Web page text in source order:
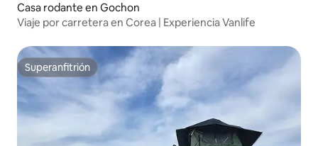
Casa rodante en Gochon
Viaje por carretera en Corea | Experiencia Vanlife
Superanfitrión
Superanfitrión